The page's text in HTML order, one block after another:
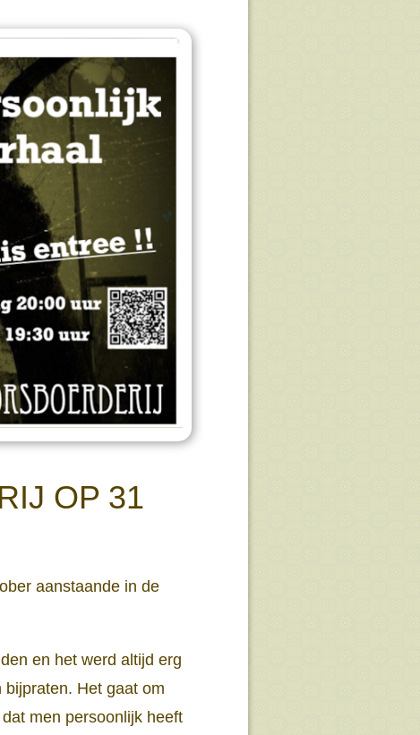
OP 31
aanstaande in de
en het werd altijd erg
Het gaat om
men persoonlijk heeft